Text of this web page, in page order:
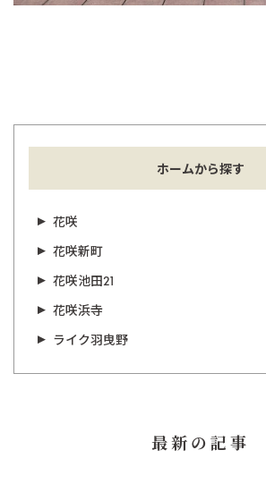
ホームから探す
花咲
花咲新町
花咲池田21
花咲浜寺
ライク羽曳野
最新の記事